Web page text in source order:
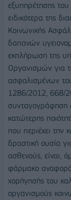
εξυπηρέτησης
ειδικότερα της
Κοινωνικής
δαπανών
εκπλήρωση της
Οργανισμών για
ασφαλισμένων
1286/2012, 668/
κατώτερης
που περιέχει την
δραστική ουσία
ασθενούς, είναι,
φάρμακο
χορήγησής του
οργανισμούς